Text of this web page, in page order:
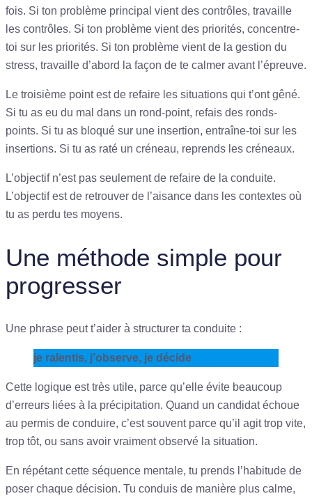
fois. Si ton problème principal vient des contrôles, travaille
les contrôles. Si ton problème vient des priorités, concentre-
toi sur les priorités. Si ton problème vient de la gestion du
stress, travaille d’abord la façon de te calmer avant l’épreuve.
Le troisième point est de refaire les situations qui t’ont gêné.
Si tu as eu du mal dans un rond-point, refais des ronds-
points. Si tu as bloqué sur une insertion, entraîne-toi sur les
insertions. Si tu as raté un créneau, reprends les créneaux.
L’objectif n’est pas seulement de refaire de la conduite.
L’objectif est de retrouver de l’aisance dans les contextes où
tu as perdu tes moyens.
Une méthode simple pour
progresser
Une phrase peut t’aider à structurer ta conduite :
je ralentis, j’observe, je décide
Cette logique est très utile, parce qu’elle évite beaucoup
d’erreurs liées à la précipitation. Quand un candidat échoue
au permis de conduire, c’est souvent parce qu’il agit trop vite,
trop tôt, ou sans avoir vraiment observé la situation.
En répétant cette séquence mentale, tu prends l’habitude de
poser chaque décision. Tu conduis de manière plus calme,